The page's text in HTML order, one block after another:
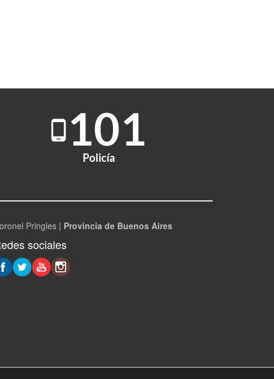
Pringles | Provincia de Buenos Aires
sociales